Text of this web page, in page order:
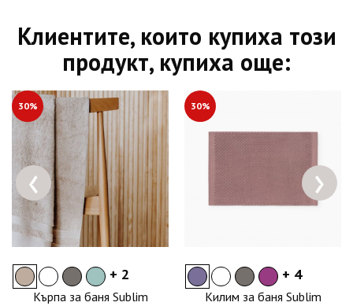
Клиентите, които купиха този
продукт, купиха още:
30%
+ 2
Кърпа за баня Sublim
30%
+ 4
Килим за баня Sublim
‹ ›